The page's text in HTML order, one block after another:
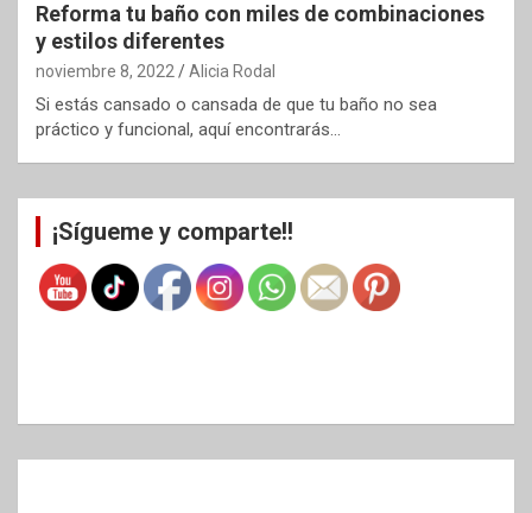
Reforma tu baño con miles de combinaciones
y estilos diferentes
noviembre 8, 2022 Alicia Rodal
Si estás cansado o cansada de que tu baño no sea
práctico y funcional, aquí encontrarás…
¡Sígueme y comparte!!